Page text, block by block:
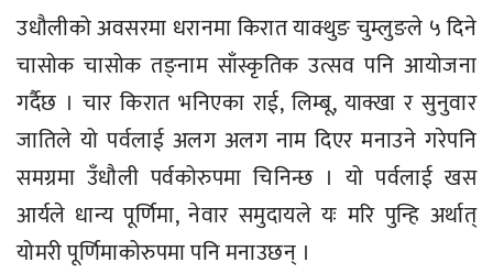
उधौलीको अवसरमा धरानमा किरात याक्थुङ चुम्लुङले ५ दिने
चासोक चासोक तङ्नाम साँस्कृतिक उत्सव पनि आयोजना
गर्दैछ । चार किरात भनिएका राई, लिम्बू, याक्खा र सुनुवार
जातिले यो पर्वलाई अलग अलग नाम दिएर मनाउने गरेपनि
समग्रमा उँधौली पर्वकोरुपमा चिनिन्छ । यो पर्वलाई खस
आर्यले धान्य पूर्णिमा, नेवार समुदायले यः मरि पुन्हि अर्थात्
योमरी पूर्णिमाकोरुपमा पनि मनाउछन् ।